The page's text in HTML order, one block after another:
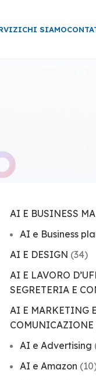
CHI SIAMO
AI E BUSINESS
AI e Business
AI E DESIGN (34)
AI E LAVORO
SEGRETERIA E
AI E MARKETING E
COMUNICAZIONE
AI e Advertising
AI e Amazon